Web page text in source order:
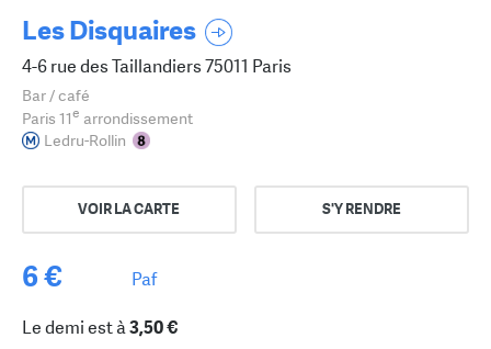
Les Disquaires
4-6 rue des Taillandiers 75011 Paris
Bar / café
Paris 11e arrondissement
Ledru-Rollin
VOIR LA CARTE S'Y RENDRE
6 € Paf
Le demi est à3,50 €